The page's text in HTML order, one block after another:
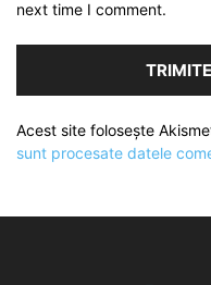
next time I comment.
Acest site folosește
sunt procesate datele